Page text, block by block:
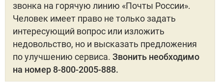
звонка на горячую линию «Почты России».
Человек имеет право не только задать
интересующий вопрос или изложить
недовольство, но и высказать предложения
по улучшению сервиса. Звонить необходимо
на номер 8-800-2005-888.